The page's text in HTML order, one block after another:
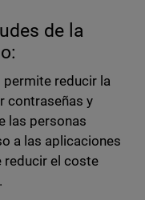
de la
permite reducir la
contraseñas y
las personas
a las aplicaciones
reducir el coste